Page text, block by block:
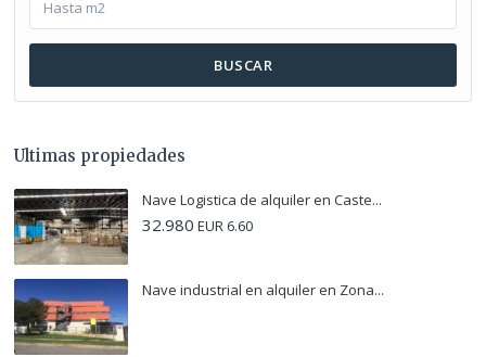
BUSCAR
Ultimas propiedades
Nave Logistica de alquiler en Caste...
32.980 EUR 6.60
Nave industrial en alquiler en Zona...